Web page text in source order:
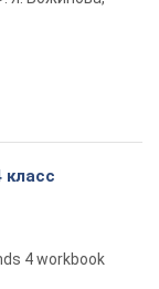
класс
4 workbook